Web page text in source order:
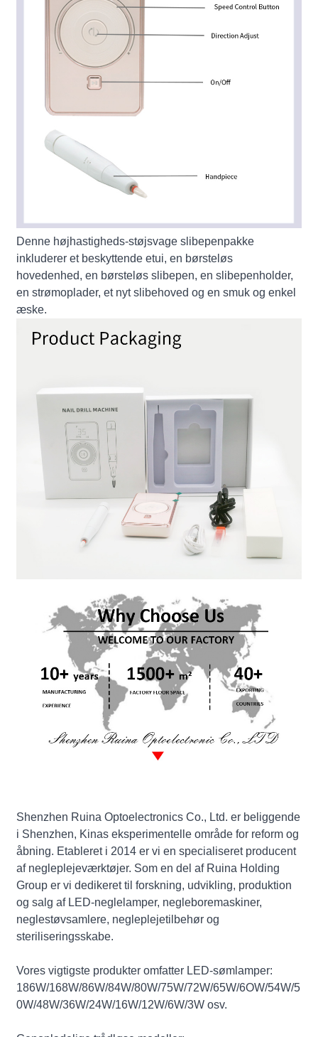
Denne højhastigheds-støjsvage slibepenpakke
inkluderer et beskyttende etui, en børsteløs
hovedenhed, en børsteløs slibepen, en slibepenholder,
en strømoplader, et nyt slibehoved og en smuk og enkel
æske.
Shenzhen Ruina Optoelectronics Co., Ltd. er beliggende
i Shenzhen, Kinas eksperimentelle område for reform og
åbning. Etableret i 2014 er vi en specialiseret producent
af negleplejeværktøjer. Som en del af Ruina Holding
Group er vi dedikeret til forskning, udvikling, produktion
og salg af LED-neglelamper, negleboremaskiner,
neglestøvsamlere, negleplejetilbehør og
steriliseringsskabe.
Vores vigtigste produkter omfatter LED-sømlamper:
186W/168W/86W/84W/80W/75W/72W/65W/6OW/54W/5
0W/48W/36W/24W/16W/12W/6W/3W osv.